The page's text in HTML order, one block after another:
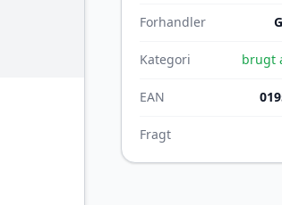
Forhandler
Kategori brugt
EAN
Fragt